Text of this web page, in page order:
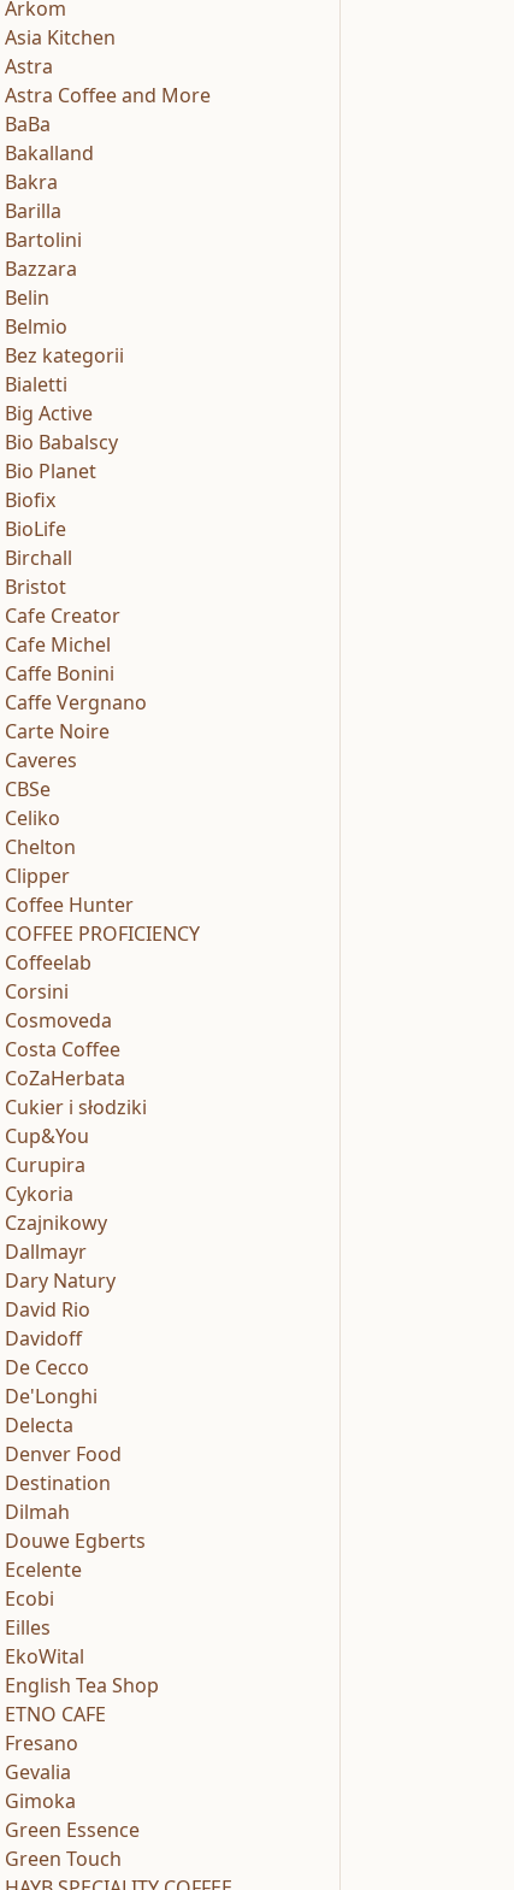
Arkom
Asia Kitchen
Astra
Astra Coffee and More
BaBa
Bakalland
Bakra
Barilla
Bartolini
Bazzara
Belin
Belmio
Bez kategorii
Bialetti
Big Active
Bio Babalscy
Bio Planet
Biofix
BioLife
Birchall
Bristot
Cafe Creator
Cafe Michel
Caffe Bonini
Caffe Vergnano
Carte Noire
Caveres
CBSe
Celiko
Chelton
Clipper
Coffee Hunter
COFFEE PROFICIENCY
Coffeelab
Corsini
Cosmoveda
Costa Coffee
CoZaHerbata
Cukier i słodziki
Cup&You
Curupira
Cykoria
Czajnikowy
Dallmayr
Dary Natury
David Rio
Davidoff
De Cecco
De'Longhi
Delecta
Denver Food
Destination
Dilmah
Douwe Egberts
Ecelente
Ecobi
Eilles
EkoWital
English Tea Shop
ETNO CAFE
Fresano
Gevalia
Gimoka
Green Essence
Green Touch